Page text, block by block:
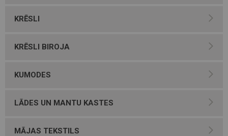
KRĒSLI
KRĒSLI BIROJA
KUMODES
LĀDES UN MANTU KASTES
MĀJAS TEKSTILS